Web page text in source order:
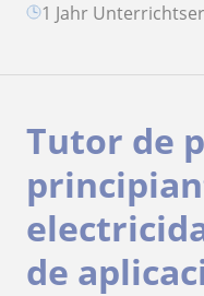
1 Jahr
Tutor de
de